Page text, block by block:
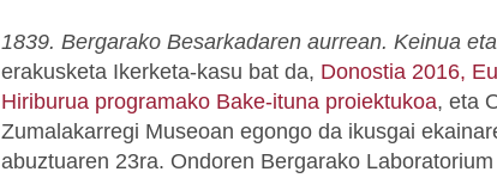
1839. Bergarako Besarkadaren aurrean. Keinua
erakusketa Ikerketa-kasu bat da, Donostia 2016,
Hiriburua programako Bake-ituna proiektukoa, eta
Zumalakarregi Museoan egongo da ikusgai
abuztuaren 23ra. Ondoren Bergarako